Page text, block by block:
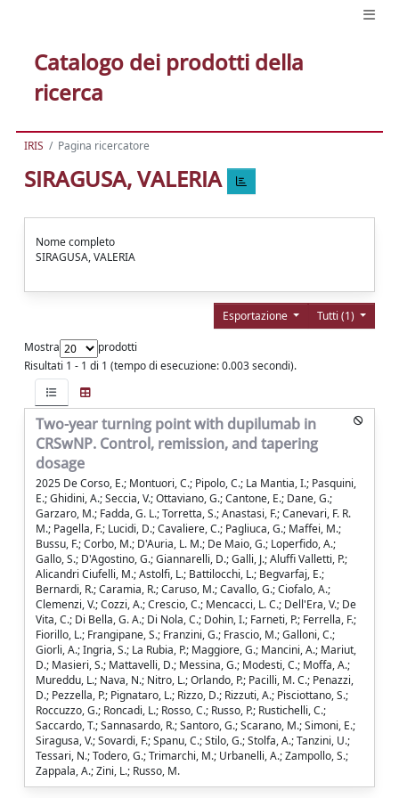
Catalogo dei prodotti della
ricerca
IRIS Pagina ricercatore
SIRAGUSA, VALERIA
Nome completo
SIRAGUSA, VALERIA
Tutti (1)
Esportazione
Mostra
prodotti
Risultati 1 - 1 di 1 (tempo di esecuzione: 0.003 secondi).
Two-year turning point with dupilumab in
CRSwNP. Control, remission, and tapering
dosage
2025 De Corso, E.; Montuori, C.; Pipolo, C.; La Mantia, I.; Pasquini,
E.; Ghidini, A.; Seccia, V.; Ottaviano, G.; Cantone, E.; Dane, G.;
Garzaro, M.; Fadda, G. L.; Torretta, S.; Anastasi, F.; Canevari, F. R.
M.; Pagella, F.; Lucidi, D.; Cavaliere, C.; Pagliuca, G.; Maffei, M.;
Bussu, F.; Corbo, M.; D'Auria, L. M.; De Maio, G.; Loperfido, A.;
Gallo, S.; D'Agostino, G.; Giannarelli, D.; Galli, J.; Aluffi Valletti, P.;
Alicandri Ciufelli, M.; Astolfi, L.; Battilocchi, L.; Begvarfaj, E.;
Bernardi, R.; Caramia, R.; Caruso, M.; Cavallo, G.; Ciofalo, A.;
Clemenzi, V.; Cozzi, A.; Crescio, C.; Mencacci, L. C.; Dell'Era, V.; De
Vita, C.; Di Bella, G. A.; Di Nola, C.; Dohin, I.; Farneti, P.; Ferrella, F.;
Fiorillo, L.; Frangipane, S.; Franzini, G.; Frascio, M.; Galloni, C.;
Giorli, A.; Ingria, S.; La Rubia, P.; Maggiore, G.; Mancini, A.; Mariut,
D.; Masieri, S.; Mattavelli, D.; Messina, G.; Modesti, C.; Moffa, A.;
Mureddu, L.; Nava, N.; Nitro, L.; Orlando, P.; Pacilli, M. C.; Penazzi,
D.; Pezzella, P.; Pignataro, L.; Rizzo, D.; Rizzuti, A.; Pisciottano, S.;
Roccuzzo, G.; Roncadi, L.; Rosso, C.; Russo, P.; Rustichelli, C.;
Saccardo, T.; Sannasardo, R.; Santoro, G.; Scarano, M.; Simoni, E.;
Siragusa, V.; Sovardi, F.; Spanu, C.; Stilo, G.; Stolfa, A.; Tanzini, U.;
Tessari, N.; Todero, G.; Trimarchi, M.; Urbanelli, A.; Zampollo, S.;
Zappala, A.; Zini, L.; Russo, M.